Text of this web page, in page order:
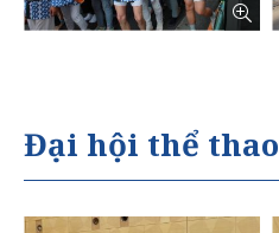
Đại hội thể thao